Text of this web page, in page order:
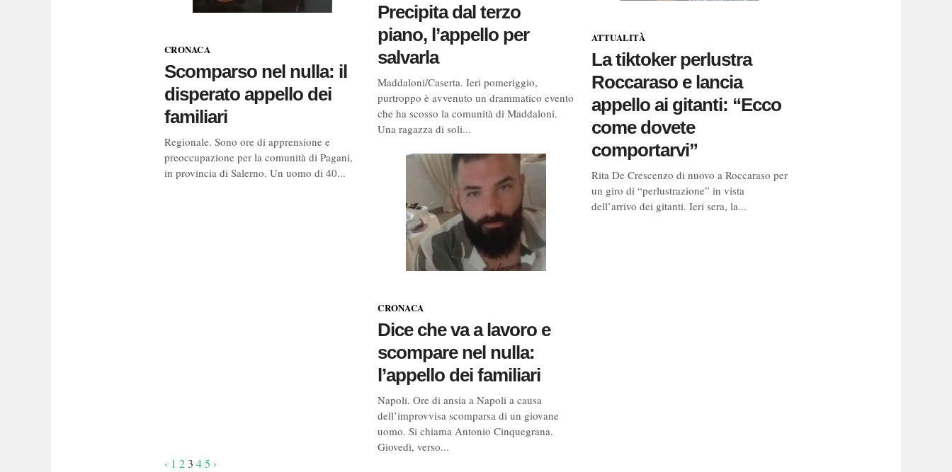
CRONACA
Scomparso nel nulla: il
disperato appello dei
familiari
Regionale. Sono ore di apprensione e
preoccupazione per la comunità di Pagani,
in provincia di Salerno. Un uomo di 40...
Precipita dal terzo
piano, l’appello per
salvarla
Maddaloni/Caserta. Ieri pomeriggio,
purtroppo è avvenuto un drammatico evento
che ha scosso la comunità di Maddaloni.
Una ragazza di soli...
CRONACA
Dice che va a lavoro e
scompare nel nulla:
l’appello dei familiari
Napoli. Ore di ansia a Napoli a causa
dell’improvvisa scomparsa di un giovane
uomo. Si chiama Antonio Cinquegrana.
Giovedì, verso...
ATTUALITÀ
La tiktoker perlustra
Roccaraso e lancia
appello ai gitanti: “Ecco
come dovete
comportarvi”
Rita De Crescenzo di nuovo a Roccaraso per
un giro di “perlustrazione” in vista
dell’arrivo dei gitanti. Ieri sera, la...
Navigazione
‹ 1 2 3 45 ›